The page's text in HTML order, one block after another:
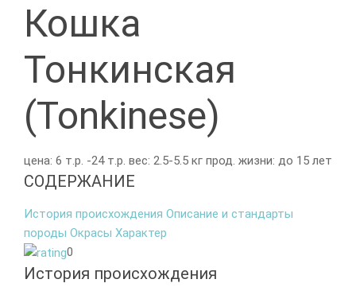
Кошка
Тонкинская
(Tonkinese)
цена: 6 т.р. -24 т.р. вес: 2.5-5.5 кг прод. жизни: до 15 лет
СОДЕРЖАНИЕ
История происхождения Описание и стандарты
породы Окрасы Характер
0
История происхождения